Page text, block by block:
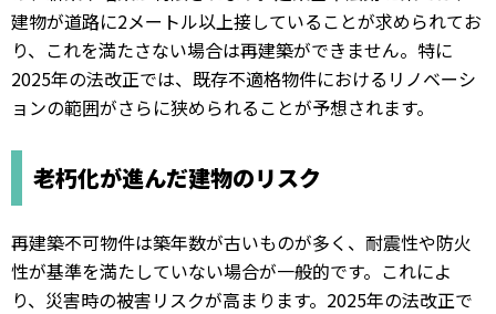
建物が道路に2メートル以上接していることが求められてお
り、これを満たさない場合は再建築ができません。特に
2025年の法改正では、既存不適格物件におけるリノベーシ
ョンの範囲がさらに狭められることが予想されます。
老朽化が進んだ建物のリスク
再建築不可物件は築年数が古いものが多く、耐震性や防火
性が基準を満たしていない場合が一般的です。これによ
り、災害時の被害リスクが高まります。2025年の法改正で